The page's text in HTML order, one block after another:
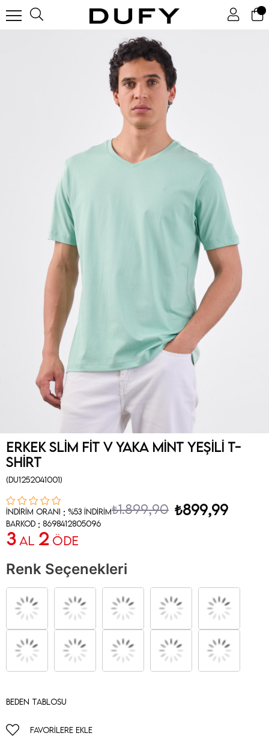
Erkek Slim Fit V Yaka Mint Yeşili T-
Shirt
(DU1252041001)
İndirim Oranı : %53 İndirim₺1.899,90 ₺899,99
Barkod : 8698412805096
3AL 2 ÖDE
Renk Seçenekleri
Beden Tablosu
FAVORILERE EKLE